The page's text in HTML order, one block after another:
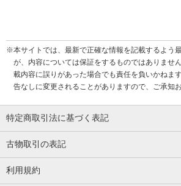
※本サイトでは、最新で正確な情報を記載するよう
が、内容については保証をするものではありませ
載内容に誤りがあった場合でも責任を負いかねま
告なしに変更されることがありますので、ご承知お
特定商取引法に基づく表記
古物取引の表記
利用規約